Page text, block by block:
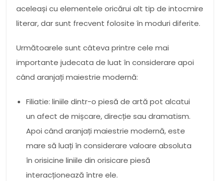
aceleași cu elementele oricărui alt tip de intocmire
literar, dar sunt frecvent folosite în moduri diferite.
Următoarele sunt câteva printre cele mai
importante judecata de luat în considerare apoi
când aranjați maiestrie modernă:
Filiatie: liniile dintr-o piesă de artă pot alcatui
un afect de mișcare, direcție sau dramatism.
Apoi când aranjați maiestrie modernă, este
mare să luați în considerare valoare absoluta
în orisicine liniile din orisicare piesă
interacționează între ele.